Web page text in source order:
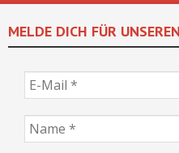
MELDE DICH FÜR